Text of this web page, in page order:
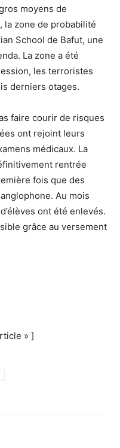
moyens de
la zone de probabilité
School de Bafut, une
La zone a été
les terroristes
derniers otages.
faire courir de risques
ont rejoint leurs
médicaux. La
rentrée
fois que des
Au mois
ont été enlevés.
grâce au versement
» ]